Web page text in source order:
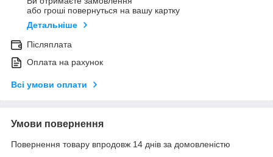
або гроші повернуться на вашу картку
Детальніше
Післяплата
Оплата на рахунок
Всі умови оплати
Умови повернення
Повернення товару впродовж 14 днів за домовленістю